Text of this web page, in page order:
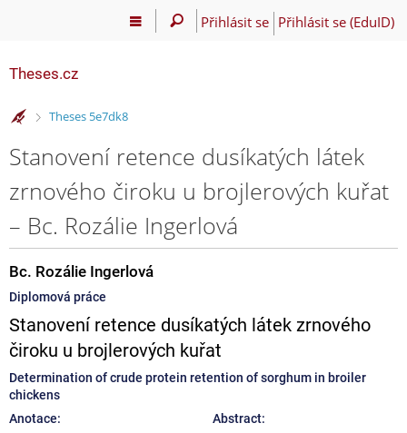
Přihlásit se Přihlásit se (EduID)
Theses.cz
>
Theses 5e7dk8
Stanovení retence dusíkatých látek
zrnového čiroku u brojlerových kuřat
– Bc. Rozálie Ingerlová
Bc. Rozálie Ingerlová
Diplomová práce
Stanovení retence dusíkatých látek zrnového
čiroku u brojlerových kuřat
Determination of crude protein retention of sorghum in broiler
chickens
Anotace:
Abstract: